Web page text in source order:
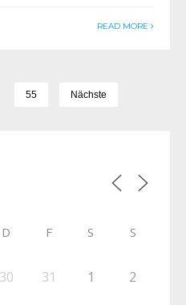
READ MORE
55 Nächste
D F S S
30 31 1 2